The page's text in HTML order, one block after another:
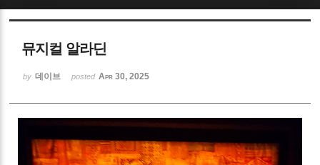
뮤지컬 알라딘
by 데이브 posted Apr 30, 2025
Sketchbook5, 스케치북5